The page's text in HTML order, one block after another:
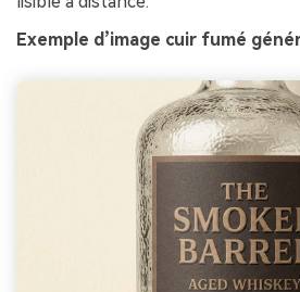
Exemple d’image cuir fumé